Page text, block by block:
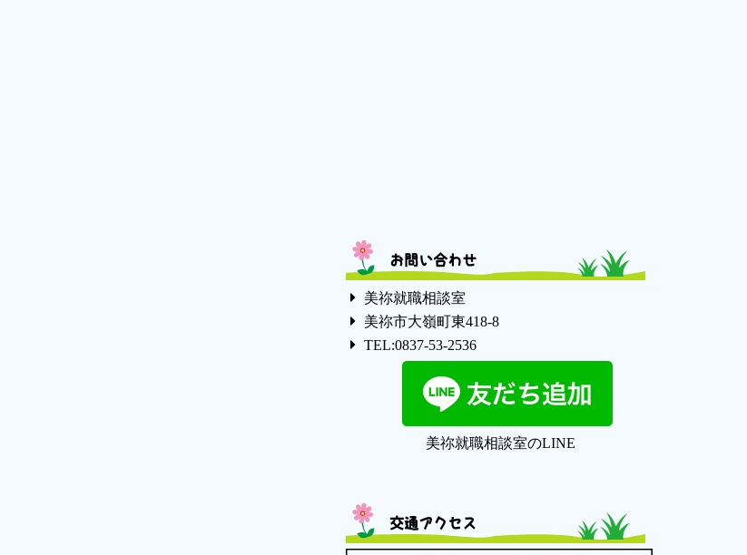
お問い合わせ
美祢就職相談室
美祢市大嶺町東418-8
TEL:0837-53-2536
美祢就職相談室のLINE
交通アクセス